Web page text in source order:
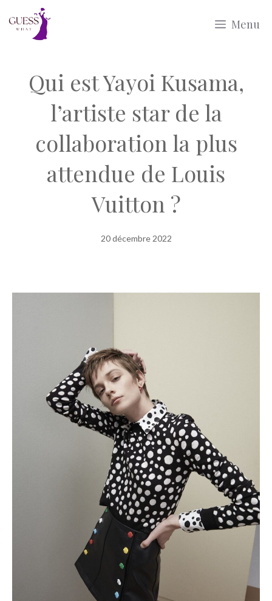
Menu
Qui est Yayoi Kusama,
l’artiste star de la
collaboration la plus
attendue de Louis
Vuitton ?
20 décembre 2022